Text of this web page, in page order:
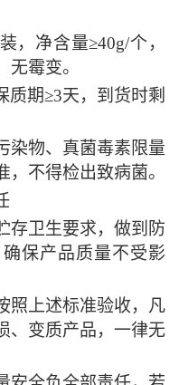
，净含量≥40g/个，
霉变。
质期≥3天，到货时剩
染物、真菌毒素限量
不得检出致病菌。
存卫生要求，做到防
保产品质量不受影
照上述标准验收，凡
、变质产品，一律无